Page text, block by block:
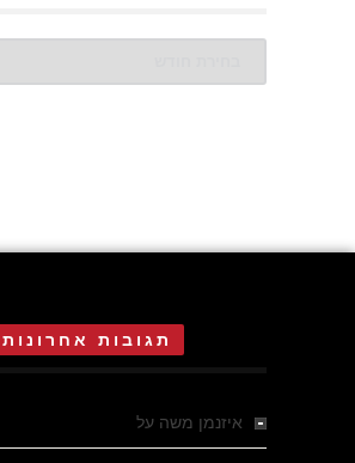
תגובות אחרונות
איזנמן משה על